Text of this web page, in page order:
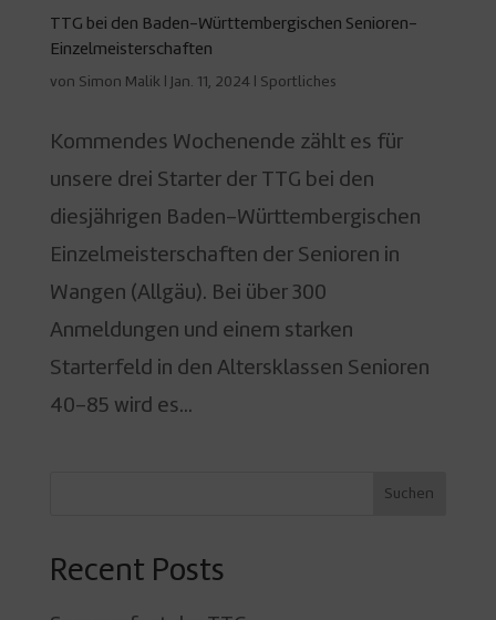
TTG bei den Baden-Württembergischen Senioren-
Einzelmeisterschaften
von Simon Malik Jan. 11, 2024| Sportliches
Kommendes Wochenende zählt es für
unsere drei Starter der TTG bei den
diesjährigen Baden-Württembergischen
Einzelmeisterschaften der Senioren in
Wangen (Allgäu). Bei über 300
Anmeldungen und einem starken
Starterfeld in den Altersklassen Senioren
40-85 wird es...
Suchen
Recent Posts